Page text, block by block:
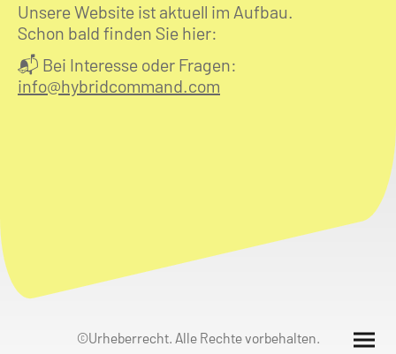
Unsere Website ist aktuell im Aufbau.
Schon bald finden Sie hier:
📬 Bei Interesse oder Fragen:
info@hybridcommand.com
©Urheberrecht. Alle Rechte vorbehalten.